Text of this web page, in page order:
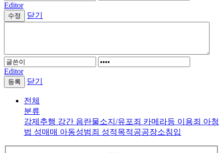
Editor
닫기
Editor
닫기
전체
분류
강제추행 강간 음란물소지/유포죄 카메라등 이용죄 아청
법 성매매 아동성범죄 성적목적공공장소침입